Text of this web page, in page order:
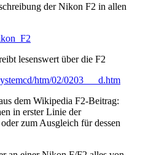
der Nikon F2 in allen
lesenswert über die F2
htm/02/0203___d.htm
dem Wikipedia F2-Beitrag:
in erster Linie der
zum Ausgleich für dessen